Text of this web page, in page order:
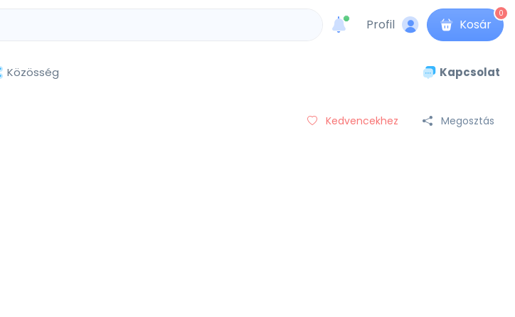
unread messages
Profil Kosár
0
Közösség Kapcsolat
Kedvencekhez Megosztás